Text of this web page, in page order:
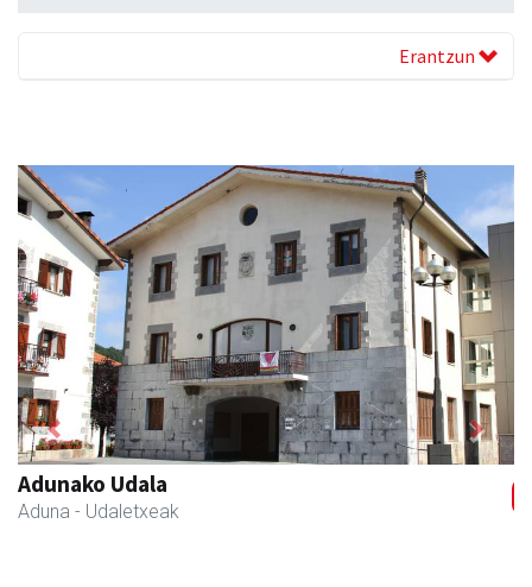
Erantzun
Adunako Udala
Aduna - Udaletxeak
Previous Next